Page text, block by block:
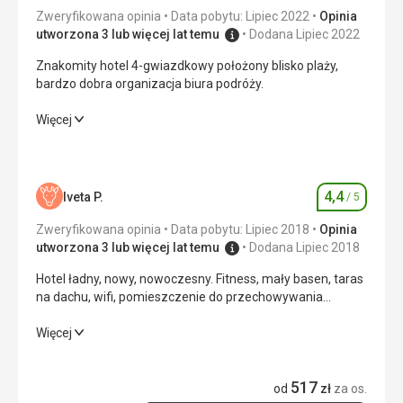
Zweryfikowana opinia Data pobytu: Lipiec 2022
Opinia
utworzona 3 lub więcej lat temu
Dodana Lipiec 2022
Znakomity hotel 4-gwiazdkowy położony blisko plaży,
bardzo dobra organizacja biura podróży.
Znakomity hotel 4-gwiazdkowy położony blisko plaży,
Zakwaterowanie 5,0/ 5
Okolica 4,0/ 5
Usługi 5,0/ 5
Plaża kamienisto-żwirowa kilka minut spacerem od
Więcej
Iveta P. Ocena
4,4/ 5
Zweryfikowana opinia Data pobytu: Lipiec 2018
Opinia
utworzona 3 lub więcej lat temu
Dodana Lipiec 2018
Hotel ładny, nowy, nowoczesny. Fitness, mały basen, taras
na dachu, wifi, pomieszczenie do przechowywania
urozmaicone i smaczne. Najbliższa plaża 5 minut od
Hotel ładny, nowy, nowoczesny. Fitness, mały basen, taras
urozmaicone i smaczne. Najbliższa plaża 5 minut od
Więcej
od 517 zł za os.